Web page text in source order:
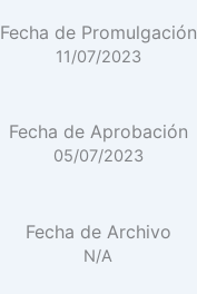
Fecha de Promulgación
11/07/2023
Fecha de Aprobación
05/07/2023
Fecha de Archivo
N/A